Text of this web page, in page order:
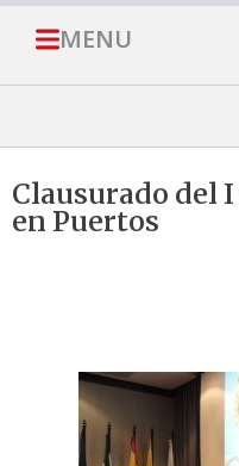
MENU
Clausurado del
en Puertos